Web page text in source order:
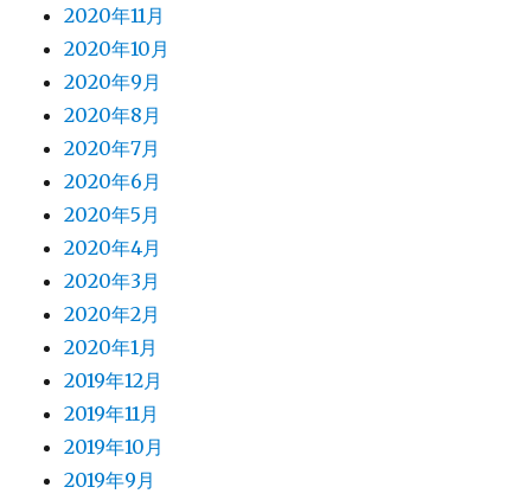
2020年11月
2020年10月
2020年9月
2020年8月
2020年7月
2020年6月
2020年5月
2020年4月
2020年3月
2020年2月
2020年1月
2019年12月
2019年11月
2019年10月
2019年9月